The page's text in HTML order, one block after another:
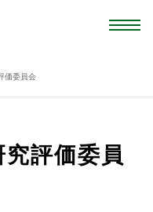
価委員会
評価委員